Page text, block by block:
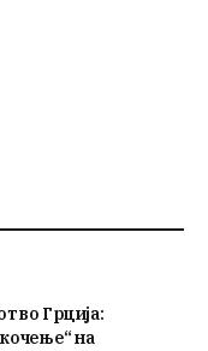
во Грција:
на